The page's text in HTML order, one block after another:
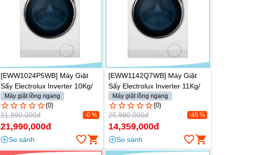
[EWW1024P5WB] Máy Giặt
Sấy Electrolux Inverter 10Kg/
7Kg
Máy giặt lồng ngang
Electrolux
(0)
21,990,000đ -0 %
21,990,000đ
So sánh
[EWW1142Q7WB] Máy Giặt
Sấy Electrolux Inverter 11Kg/
7Kg
Máy giặt lồng ngang
Từ 10.5 - 11kg (0)
25,990,000đ -45 %
14,359,000đ
So sánh